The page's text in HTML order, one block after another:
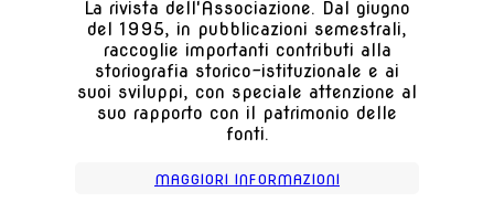
La rivista dell'Associazione. Dal giugno
del 1995, in pubblicazioni semestrali,
raccoglie importanti contributi alla
storiografia storico-istituzionale e ai
suoi sviluppi, con speciale attenzione al
suo rapporto con il patrimonio delle
fonti.
MAGGIORI INFORMAZIONI